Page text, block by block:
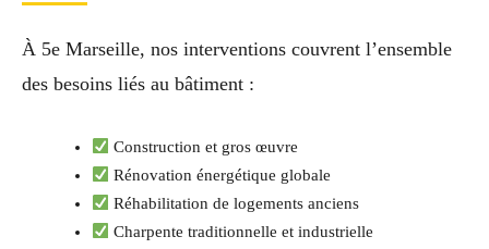
À 5e Marseille, nos interventions couvrent l’ensemble
des besoins liés au bâtiment :
Construction et gros œuvre
Rénovation énergétique globale
Réhabilitation de logements anciens
Charpente traditionnelle et industrielle